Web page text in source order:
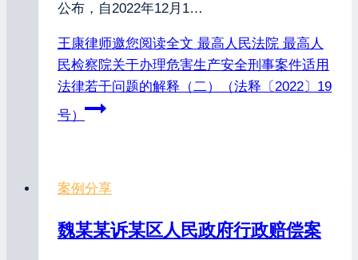
公布，自2022年12月1…
王康律师邀您阅读全文 最高人民法院 最高人
民检察院关于办理危害生产安全刑事案件适用
法律若干问题的解释（二）（法释〔2022〕19
号）
案例分享
魏某某诉某区人民政府行政赔偿案